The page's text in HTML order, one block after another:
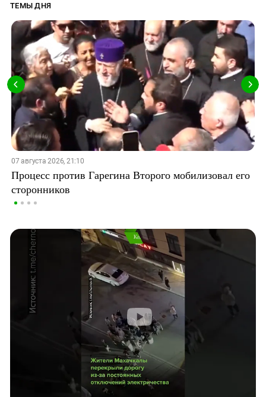
ТЕМЫ ДНЯ
07 августа 2026, 21:10
Процесс против Гарегина Второго мобилизовал его
сторонников